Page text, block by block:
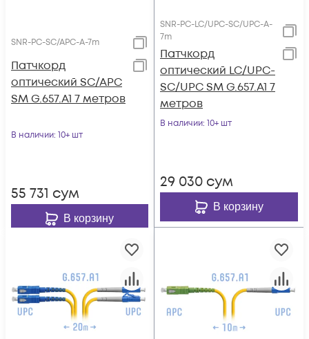
SNR-PC-SC/APC-A-7m
Патчкорд
оптический SC/APC
SM G.657.A1 7 метров
В наличии: 10+ шт
55 731 сум
В корзину
SNR-PC-LC/UPC-SC/UPC-A-
7m
Патчкорд
оптический LC/UPC-
SC/UPC SM G.657.A1 7
метров
В наличии: 10+ шт
29 030 сум
В корзину